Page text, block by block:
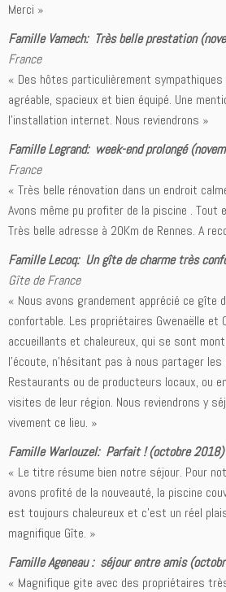
Merci »
Famille Vamech: Très belle prestation
France
« Des hôtes particulièrement
agréable, spacieux et bien équipé. Une
l’installation internet. Nous reviendrons »
Famille Legrand: week-end prolongé
France
« Très belle rénovation dans un endroit
Avons même pu profiter de la piscine . Tout
Très belle adresse à 20Km de Rennes. A
Famille Lecoq: Un gîte de charme très
Gîte de France
« Nous avons grandement apprécié ce gîte
confortable. Les propriétaires Gwenaëlle
accueillants et chaleureux, qui se sont
l’écoute, n’hésitant pas à nous partager
Restaurants ou de producteurs locaux, ou
visites de leur région. Nous reviendrons y
vivement ce lieu. »
Famille Warlouzel: Parfait ! (octobre 2018)
« Le titre résume bien notre séjour. Pour
avons profité de la nouveauté, la piscine
est toujours chaleureux et c’est un réel
magnifique Gîte. »
Famille Ageneau : séjour entre amis
« Magnifique gite avec des propriétaires